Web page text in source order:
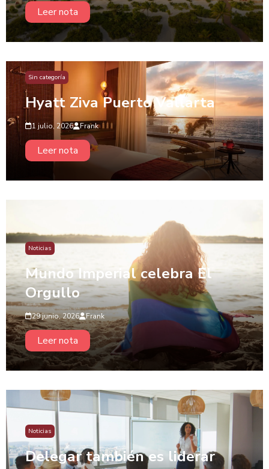
Leer nota
Sin categoría
Hyatt Ziva Puerto Vallarta
1 julio, 2026 Frank
Leer nota
Noticias
Mundo Imperial celebra El
Orgullo
29 junio, 2026 Frank
Leer nota
Noticias
Delegar también es liderar